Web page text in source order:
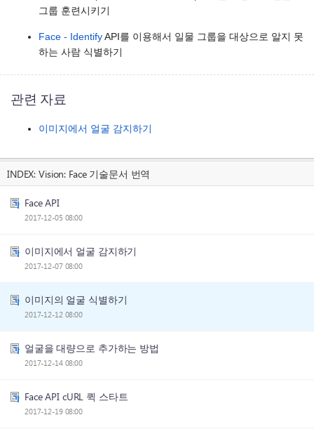
그룹 훈련시키기
Face - Identify API를 이용해서 일물 그룹을 대상으로 알지 못
하는 사람 식별하기
관련 자료
이미지에서 얼굴 감지하기
INDEX:Vision: Face 기술문서 번역
Face API
2017-12-05 08:00
이미지에서 얼굴 감지하기
2017-12-07 08:00
이미지의 얼굴 식별하기
2017-12-12 08:00
얼굴을 대량으로 추가하는 방법
2017-12-14 08:00
Face API cURL 퀵 스타트
2017-12-19 08:00